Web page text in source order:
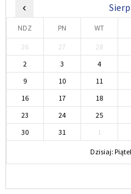
‹
NDZ PN WT
26 27 28
2
3 4
9
10 11
16
17 18
23
24 25
30
31 1
Dzisiaj: